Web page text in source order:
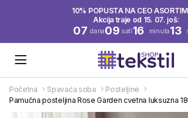
10% POPUSTA NA CEO
Akcija traje od 15. 07. još:
07 dana09 sati16 minuta13
Početna Spavaća soba
Posteljine
Pamučna posteljina Rose Garden cvetna luksuzna